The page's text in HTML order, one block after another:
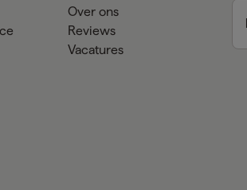
Over ons
Reviews
Vacatures